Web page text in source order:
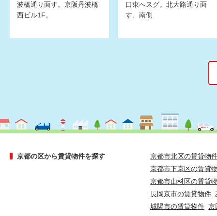
波橋通り面す。京阪丹波橋
西ビル1F。
口東へスグ。北大路通り面
す、南側
京都の区から賃貸物件を探す
京都市北区の賃貸物
京都市下京区の賃貸
京都市山科区の賃貸
長岡京市の賃貸物件
城陽市の賃貸物件 京